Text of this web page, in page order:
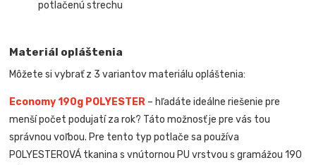
potlačenú strechu
Materiál opláštenia
Môžete si vybrať z 3 variantov materiálu opláštenia:
Economy 190g POLYESTER – hľadáte ideálne riešenie pre
menší počet podujatí za rok? Táto možnosť je pre vás tou
správnou voľbou. Pre tento typ potlače sa používa
POLYESTEROVÁ tkanina s vnútornou PU vrstvou s gramážou 190